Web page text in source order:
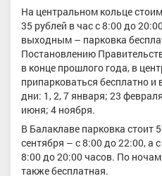
На центральном кольце
35 рублей в час с 8:00 до
выходным – парковка
Постановлению
в конце прошлого года, в
припарковаться бесплатно
дни: 1, 2, 7 января; 23
июня; 4 ноября.
В Балаклаве парковка стоит
сентября – с 8:00 до 22:00, а
8:00 до 20:00 часов. По
также бесплатная.